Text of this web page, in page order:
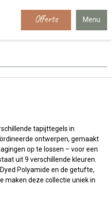
Offerte Menu
tapijttegels in
ontwerpen, gemaakt
op te lossen – voor een
uit 9 verschillende kleuren.
Polyamide en de getufte,
maken deze collectie uniek in